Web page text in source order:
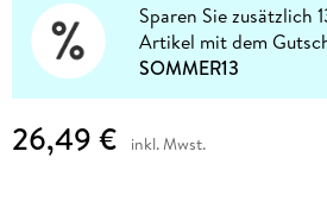
Sparen Sie zusätzlich
Artikel mit dem
SOMMER13
26,49 € inkl. Mwst.